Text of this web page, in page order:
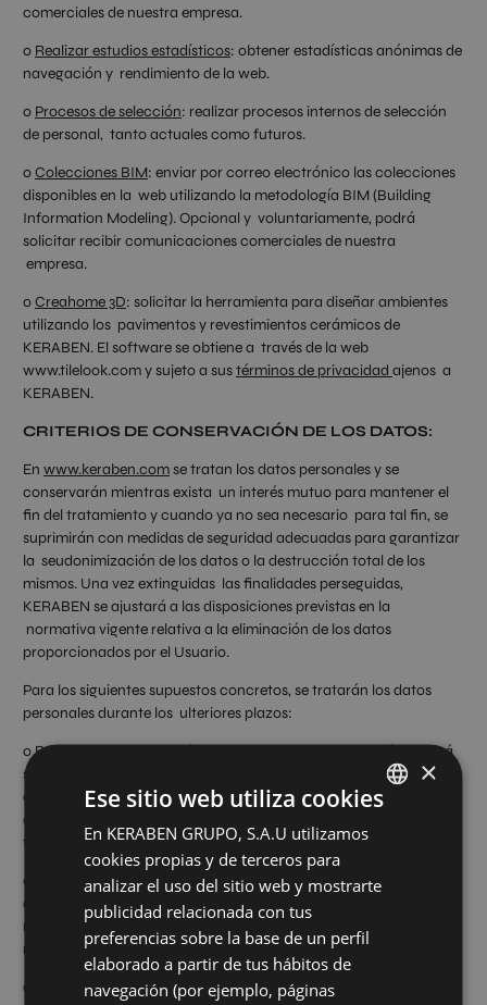
comerciales de nuestra empresa.
o Realizar estudios estadísticos: obtener estadísticas anónimas de
navegación y rendimiento de la web.
o Procesos de selección: realizar procesos internos de selección
de personal, tanto actuales como futuros.
oColecciones BIM: enviar por correo electrónico las colecciones
disponibles en la web utilizando la metodología BIM (Building
Information Modeling). Opcional y voluntariamente, podrá
solicitar recibir comunicaciones comerciales de nuestra
empresa.
oCreahome 3D: solicitar la herramienta para diseñar ambientes
utilizando los pavimentos y revestimientos cerámicos de
KERABEN. El software se obtiene a través de la web
www.tilelook.com y sujeto a sustérminos de privacidad ajenos a
KERABEN.
CRITERIOS DE CONSERVACIÓN DE LOS DATOS:
En www.keraben.comse tratan los datos personales y se
conservarán mientras exista un interés mutuo para mantener el
fin del tratamiento y cuando ya no sea necesario para tal fin, se
suprimirán con medidas de seguridad adecuadas para garantizar
la seudonimización de los datos o la destrucción total de los
mismos. Una vez extinguidas las finalidades perseguidas,
KERABEN se ajustará a las disposiciones previstas en la
normativa vigente relativa a la eliminación de los datos
proporcionados por el Usuario.
Para los siguientes supuestos concretos, se tratarán los datos
personales durante los ulteriores plazos:
oRealizar estudios estadísticos: el plazo de conservación deberá
ser proporcional al objetivo perseguido, respetando en lo esencial
el derecho a la protección de datos y estableciendo las medidas
adecuadas y específicas para proteger los intereses y derechos
fundamentales del Usuario.
o Procesos de selección:Los datos se conservarán mientras el
candidato no manifieste su derecho de cancelación. El plazo
máximo de conservación de información curricular por parte de
nuestra empresa será de tres (3) años.
o Creahome 3D: sujeto a los términos de privacidad
×
Ese sitio web utiliza cookies
En KERABEN GRUPO, S.A.U utilizamos
cookies propias y de terceros para
analizar el uso del sitio web y mostrarte
publicidad relacionada con tus
preferencias sobre la base de un perfil
elaborado a partir de tus hábitos de
navegación (por ejemplo, páginas